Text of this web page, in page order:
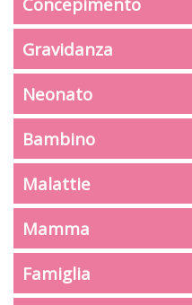
Gravidanza
Neonato
Bambino
Malattie
Mamma
Famiglia